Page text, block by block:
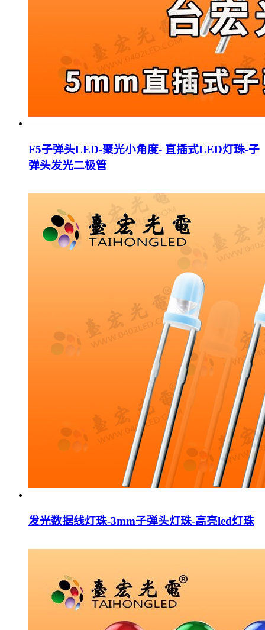
F5子弹头LED-聚光小角度- 直插式LED灯珠-子
弹头发光二极管
发光数据线灯珠-3mm子弹头灯珠-高亮led灯珠